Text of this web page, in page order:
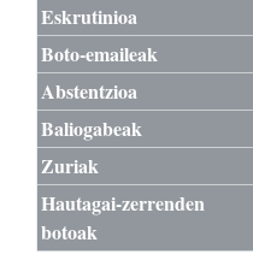
Eskrutinioa
Boto-emaileak
Abstentzioa
Baliogabeak
Zuriak
Hautagai-zerrenden
botoak